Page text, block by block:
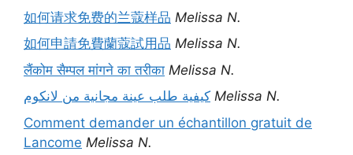
如何请求免费的兰蔻样品 Melissa N.
如何申請免費蘭蔻試用品 Melissa N.
लैंकोम सैम्पल मांगने का तरीका Melissa N.
كيفية طلب عينة مجانية من لانكوم Melissa N.
Comment demander un échantillon gratuit de
Lancome Melissa N.